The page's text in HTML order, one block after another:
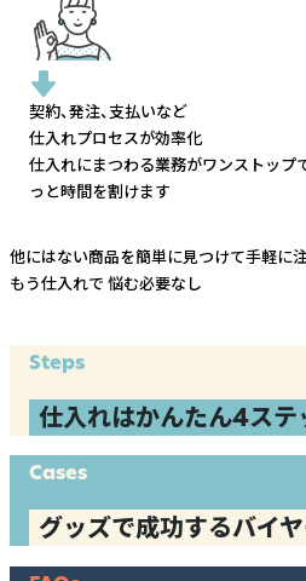
契約、発注、支払いなど
仕入れプロセスが効率化
仕入れにまつわる業務がワンストップ
っと時間を割けます
他にはない商品を簡単に見つけて手軽に注
もう仕入れで 悩む必要なし
Steps
仕入れはかんたん4ステ
Cases
グッズで成功するバイ